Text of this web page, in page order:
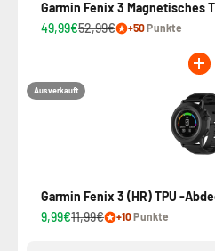
Garmin Fenix 3 Magnetisches
49,99€52,99€ +50Punkte
Ausverkauft
Garmin Fenix ​​3 (HR) TPU -
9,99€11,99€ +10Punkte